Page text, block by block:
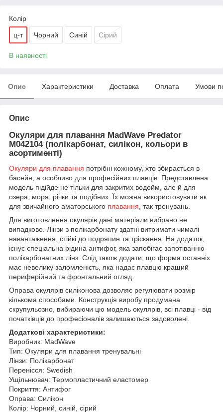
Колір
ц-т Чорний Синій Сірий
В наявності
Опис Характеристики Доставка Оплата Умови
Опис
Окуляри для плавання MadWave Predator
M042104 (полікарбонат, силікон, кольори в
асортименті)
Окуляри для плавання потрібні кожному, хто збирається в
басейн, а особливо для професійних плавців. Представлена
модель підійде не тільки для закритих водойм, але й для
озера, моря, річки та подібних. Їх можна використовувати як
для звичайного аматорського плавання , так тренувань.
Для виготовлення окулярів дані матеріали вибрано не
випадково. Лінзи з полікарбонату здатні витримати чималі
навантаження, стійкі до подряпин та тріскання.
На додаток,
існує спеціальна рідина антифог, яка запобігає запотіванню
полікарбонатних лінз. Слід також додати, що форма останніх
має невелику заломленість, яка надає плавцю кращий
периферійний та фронтальний огляд.
Оправа окулярів силіконова дозволяє регулювати розмір
кількома способами.
Конструкція виробу продумана
скрупульозно, вибираючи цю модель окулярів, всі плавці - від
початківців до професіоналів залишаються задоволені.
Додаткові характеристики:
Виробник: MadWave
Тип: Окуляри для плавання тренувальні
Лінзи: Полікарбонат
Перенісся: Swedish
Ущільнювач: Термопластичний еластомер
Покриття: Антифог
Оправа: Силікон
Колір: Чорний, синій, сірий